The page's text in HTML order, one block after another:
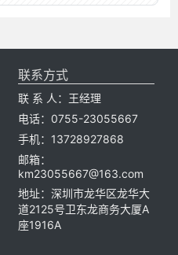
联系方式
联 系 人：王经理
电话：0755-23055667
手机：13728927868
邮箱：
km23055667@163.com
地址：深圳市龙华区龙华大
道2125号卫东龙商务大厦A
座1916A